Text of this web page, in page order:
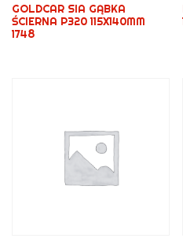
GOLDCAR SIA GĄBKA
ŚCIERNA P320 115X140MM
1748